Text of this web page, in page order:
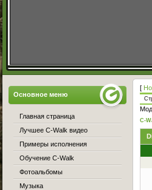
[
C-
Основное меню
Главная страница
Лучшее C-Walk видео
Примеры исполнения
Обучение C-Walk
Фотоальбомы
Музыка